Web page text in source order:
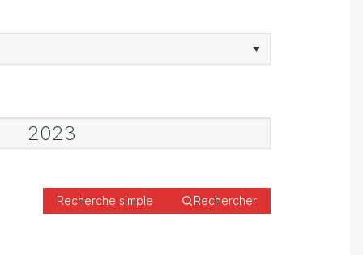
Recherche simple Rechercher